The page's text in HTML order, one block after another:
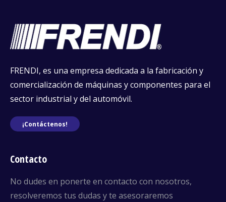
FRENDI, es una empresa dedicada a la fabricación y
comercialización de máquinas y componentes para el
sector industrial y del automóvil.
¡Contáctenos!
Contacto
No dudes en ponerte en contacto con nosotros,
resolveremos tus dudas y te asesoraremos